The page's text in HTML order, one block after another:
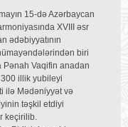
15-də Azərbaycan
XVIII əsr
ədəbiyyatının
biri
Pənah Vaqifin anadan
300 illik yubileyi
ilə Mədəniyyət və
təşkil etdiyi
keçirilib.